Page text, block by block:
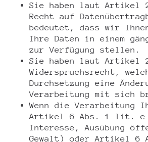
Sie haben laut Artikel 20
Recht auf
bedeutet, dass wir
Ihre Daten in einem
zur Verfügung stellen.
Sie haben laut Artikel
Widerspruchsrecht,
Durchsetzung eine
Verarbeitung mit sich
Wenn die Verarbeitung
Artikel 6 Abs. 1 lit. e
Interesse, Ausübung
Gewalt) oder Artikel